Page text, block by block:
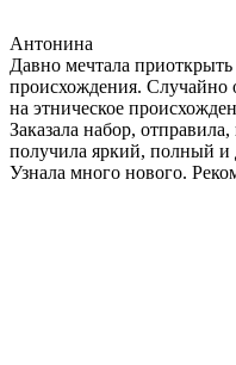
Антонина
Давно мечтала приоткрыть
происхождения. Случайно
на этническое
Заказала набор,
получила яркий, полный и
Узнала много нового.